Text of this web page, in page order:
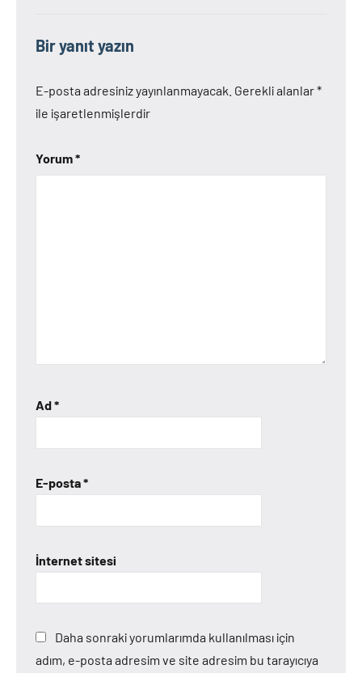
Bir yanıt yazın
E-posta adresiniz yayınlanmayacak. Gerekli alanlar*
ile işaretlenmişlerdir
Yorum*
Ad*
E-posta*
İnternet sitesi
Daha sonraki yorumlarımda kullanılması için
adım, e-posta adresim ve site adresim bu tarayıcıya